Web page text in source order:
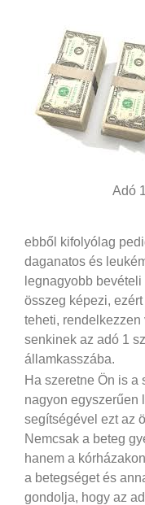
Adó 1
ebből kifolyólag
daganatos és
legnagyobb
összeg képezi,
teheti, rendelkezzen
senkinek az adó 1
államkasszába.
Ha szeretne Ön is a
nagyon egyszerűen
segítségével ezt az
Nemcsak a beteg
hanem a
a betegséget és
gondolja, hogy az